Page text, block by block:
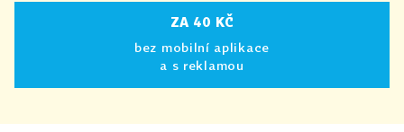
ZA 40 KČ
bez mobilní aplikace
a s reklamou